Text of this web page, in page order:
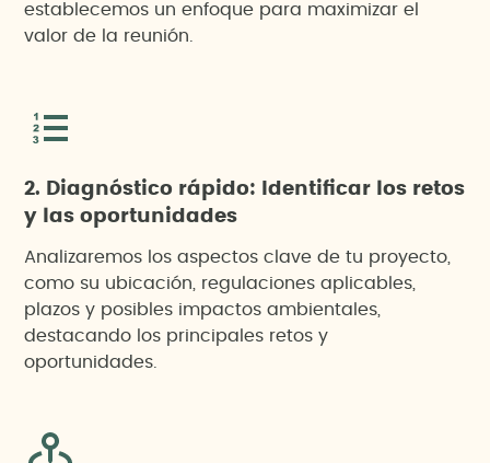
establecemos un enfoque para maximizar el
valor de la reunión.
2. Diagnóstico rápido: Identificar los retos
y las oportunidades
Analizaremos los aspectos clave de tu proyecto,
como su ubicación, regulaciones aplicables,
plazos y posibles impactos ambientales,
destacando los principales retos y
oportunidades.